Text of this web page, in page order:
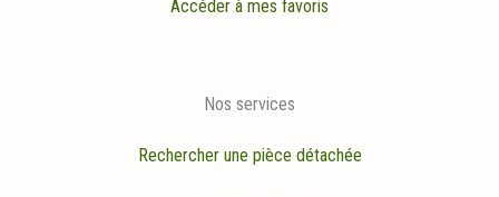
Accéder à mes favoris
Nos services
Rechercher une pièce détachée